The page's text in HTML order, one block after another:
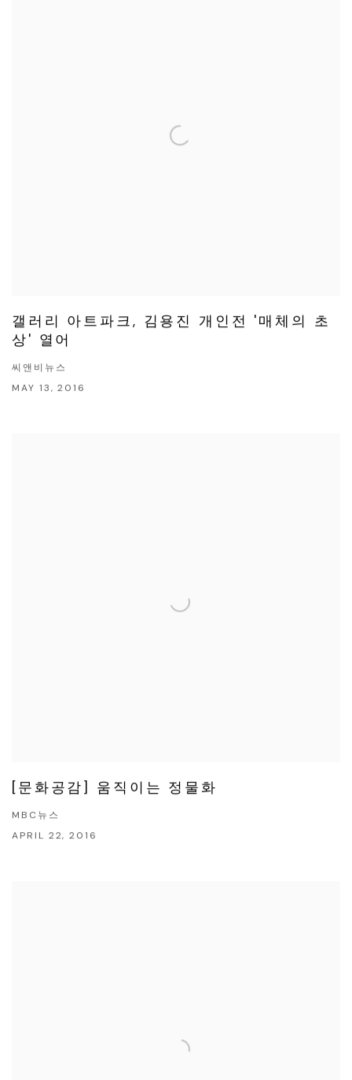
갤러리 아트파크, 김용진 개인전 '매체의 초
상' 열어
씨앤비뉴스
MAY 13, 2016
[문화공감] 움직이는 정물화
MBC뉴스
APRIL 22, 2016